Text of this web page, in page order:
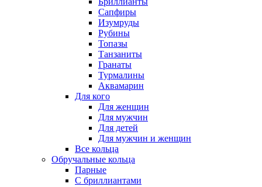
Сапфиры
Изумруды
Рубины
Топазы
Танзаниты
Гранаты
Турмалины
Аквамарин
Для кого
Для женщин
Для мужчин
Для детей
Для мужчин и женщин
Все кольца
Обручальные кольца
Парные
С бриллиантами